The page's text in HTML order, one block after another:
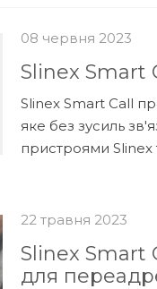
08 червня 2023
Slinex Smart
Slinex Smart Call
яке без зусиль
пристроями
22 травня 2023
Slinex Smart
для